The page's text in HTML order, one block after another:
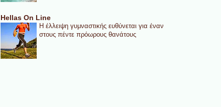
Hellas On Line
Η έλλειψη γυμναστικής ευθύνεται για έναν
στους πέντε πρόωρους θανάτους